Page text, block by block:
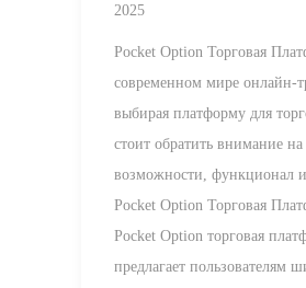
2025
Pocket Option Торговая
современном мире онлайн-
выбирая платформу для
стоит обратить внимание на
возможности, функционал
Pocket Option Торговая
Pocket Option торговая
предлагает пользователям